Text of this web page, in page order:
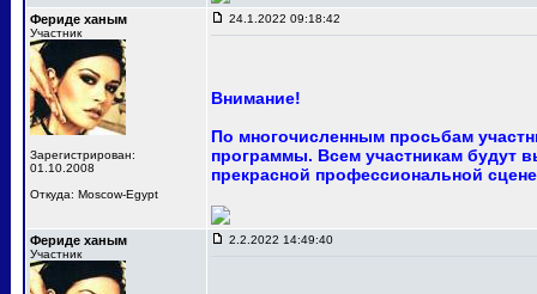
Фериде ханым
Участник
Зарегистрирован:
01.10.2008
Откуда: Moscow-Egypt
24.1.2022 09:18:42
Внимание!
По многочисленным просьбам
программы. Всем участникам будут
прекрасной профессиональной
Фериде ханым
Участник
2.2.2022 14:49:40